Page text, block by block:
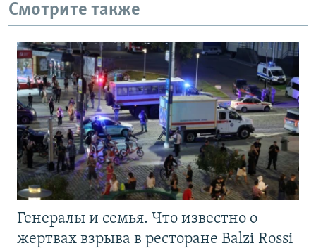
Смотрите также
Генералы и семья. Что известно о
жертвах взрыва в ресторане Balzi Rossi